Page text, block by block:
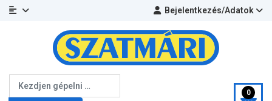
Bejelentkezés/Adatok
0